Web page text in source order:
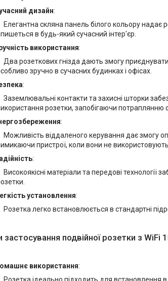
дизайн:
Елегантна скляна панель білого кольору надає
в будь-який сучасний інтер'єр.
використання:
Два розеткових гнізда дають змогу
зручно в сучасних будинках і офісах.
:
Заземлювальні контакти та захисні шторки
розетки, запобігаючи потраплянню
:
Можливість віддаленого керування дає змогу
пристрої, коли вони не
:
Високоякісні матеріали та передові технології
установлення:
Розетка легко встановлюється в стандартні
подвійної розетки з WiFi
використання: